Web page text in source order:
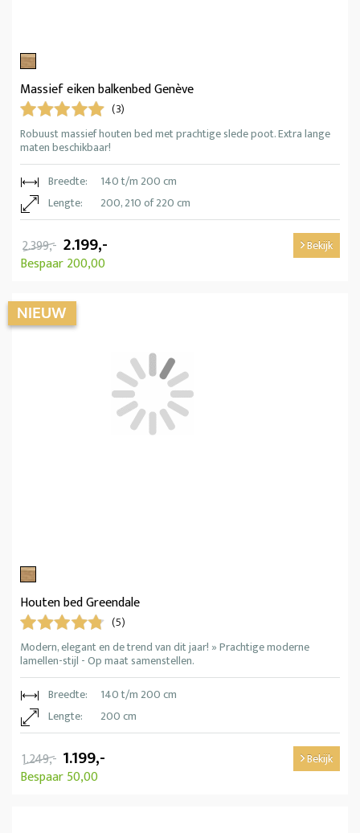
Massief eiken balkenbed Genève
(3)
Robuust massief houten bed met prachtige slede poot. Extra lange
maten beschikbaar!
Breedte:
140 t/m 200 cm
Lengte:
200, 210 of 220 cm
2.399,- 2.199,-
Bespaar 200,00
Bekijk
Houten bed Greendale
(5)
Modern, elegant en de trend van dit jaar! » Prachtige moderne
lamellen-stijl - Op maat samenstellen.
Breedte:
140 t/m 200 cm
Lengte:
200 cm
1.249,- 1.199,-
Bespaar 50,00
Bekijk